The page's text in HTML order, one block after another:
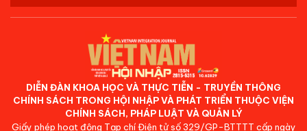
DIỄN ĐÀN KHOA HỌC VÀ THỰC TIỄN - TRUYỀN THÔNG
CHÍNH SÁCH TRONG HỘI NHẬP VÀ PHÁT TRIỂN THUỘC VIỆN
CHÍNH SÁCH, PHÁP LUẬT VÀ QUẢN LÝ
Giấy phép hoạt động Tạp chí Điện tử số 329/GP-BTTTT cấp ngày